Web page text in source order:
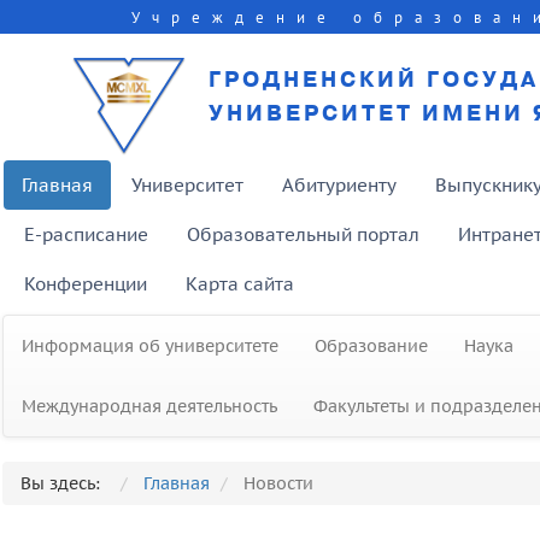
Учреждение
ГРОДНЕНСКИЙ
УНИВЕРСИТЕТ ИМЕНИ
Главная Университет Абитуриенту
E-расписание Образовательный портал
Конференции Карта сайта
Информация об университете Образование Наука
Международная деятельность Факультеты и
Вы здесь: Главная Новости
Открытие столовой в главном